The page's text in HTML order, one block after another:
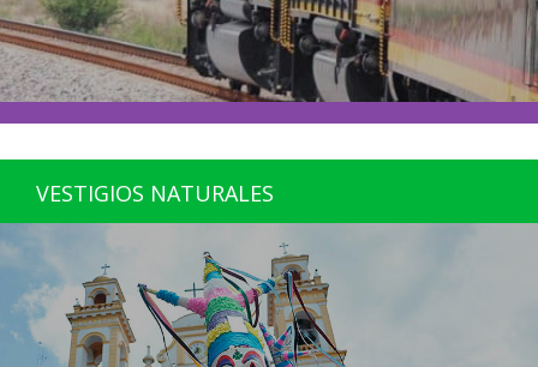
VESTIGIOS NATURALES